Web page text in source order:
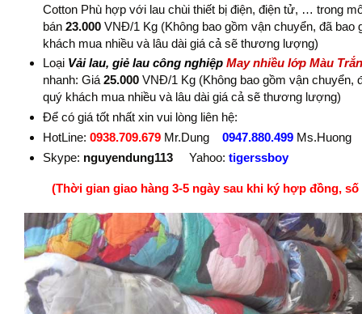
Cotton Phù hợp với lau chùi thiết bị điện, điện tử, … trong
bán 23.000VNĐ/1 Kg (Không bao gồm vận chuyển, đã bao
khách mua nhiều và lâu dài giá cả sẽ thương lượng)
Loại Vải lau, giẻ lau công nghiệp May nhiều lớp Màu
nhanh: Giá 25.000VNĐ/1 Kg (Không bao gồm vận chuyển,
quý khách mua nhiều và lâu dài giá cả sẽ thương lượng)
Để có giá tốt nhất xin vui lòng liên hệ:
HotLine: 0938.709.679 Mr.Dung 0947.880.499Ms.Huong
Skype: nguyendung113Yahoo: tigerssboy
(Thời gian giao hàng 3-5 ngày sau khi ký hợp đồng,